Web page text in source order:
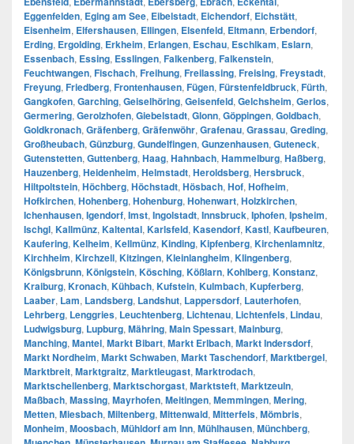
Eggenfelden, Eging am See, Eibelstadt, Eichendorf, Eichstätt,
Eisenheim, Elfershausen, Ellingen, Elsenfeld, Eltmann, Erbendorf,
Erding, Ergolding, Erkheim, Erlangen, Eschau, Eschlkam, Eslarn,
Essenbach, Essing, Esslingen, Falkenberg, Falkenstein,
Feuchtwangen, Fischach, Freihung, Freilassing, Freising, Freystadt,
Freyung, Friedberg, Frontenhausen, Fügen, Fürstenfeldbruck, Fürth,
Gangkofen, Garching, Geiselhöring, Geisenfeld, Gelchsheim, Gerlos,
Germering, Gerolzhofen, Giebelstadt, Glonn, Göppingen, Goldbach,
Goldkronach, Gräfenberg, Gräfenwöhr, Grafenau, Grassau, Greding,
Großheubach, Günzburg, Gundelfingen, Gunzenhausen, Guteneck,
Gutenstetten, Guttenberg, Haag, Hahnbach, Hammelburg, Haßberg,
Hauzenberg, Heidenheim, Helmstadt, Heroldsberg, Hersbruck,
Hiltpoltstein, Höchberg, Höchstadt, Hösbach, Hof, Hofheim,
Hofkirchen, Hohenberg, Hohenburg, Hohenwart, Holzkirchen,
Ichenhausen, Igendorf, Imst, Ingolstadt, Innsbruck, Iphofen, Ipsheim,
Ischgl, Kallmünz, Kaltental, Karlsfeld, Kasendorf, Kastl, Kaufbeuren,
Kaufering, Kelheim, Kellmünz, Kinding, Kipfenberg, Kirchenlamnitz,
Kirchheim, Kirchzell, Kitzingen, Kleinlangheim, Klingenberg,
Königsbrunn, Königstein, Kösching, Kößlarn, Kohlberg, Konstanz,
Kraiburg, Kronach, Kühbach, Kufstein, Kulmbach, Kupferberg,
Laaber, Lam, Landsberg, Landshut, Lappersdorf, Lauterhofen,
Lehrberg, Lenggries, Leuchtenberg, Lichtenau, Lichtenfels, Lindau,
Ludwigsburg, Lupburg, Mähring, Main Spessart, Mainburg,
Manching, Mantel, Markt Bibart, Markt Erlbach, Markt Indersdorf,
Markt Nordheim, Markt Schwaben, Markt Taschendorf, Marktbergel,
Marktbreit, Marktgraitz, Marktleugast, Marktrodach,
Marktschellenberg, Marktschorgast, Marktsteft, Marktzeuln,
Maßbach, Massing, Mayrhofen, Meitingen, Memmingen, Mering,
Metten, Miesbach, Miltenberg, Mittenwald, Mitterfels, Mömbris,
Monheim, Moosbach, Mühldorf am Inn, Mühlhausen, Münchberg,